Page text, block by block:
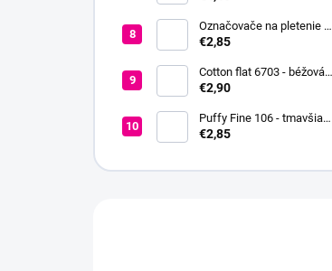
Označovače na pletenie a
háčkovanie + koncovka +
€2,85
Cotton flat 6703 - béžová
svetlá
€2,90
Puffy Fine 106 - tmavšia
červená
€2,85